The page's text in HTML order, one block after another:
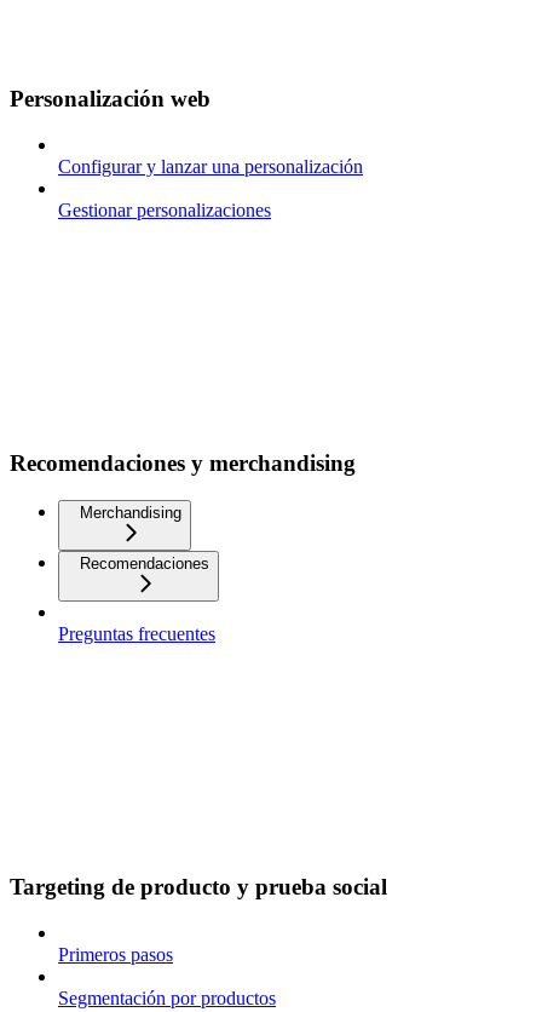
Personalización web
Configurar y lanzar una personalización
Gestionar personalizaciones
Recomendaciones y merchandising
Merchandising
Recomendaciones
Preguntas frecuentes
Targeting de producto y prueba social
Primeros pasos
Segmentación por productos